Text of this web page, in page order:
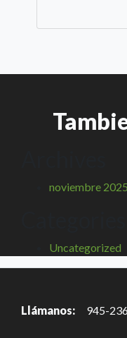
noviembre 2025
Uncategorized
Llámanos: 945-